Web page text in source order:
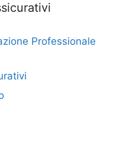
Professionale